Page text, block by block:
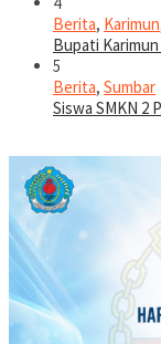
Berita, Karimun
Bupati
5
Berita, Sumbar
Siswa SMKN 2